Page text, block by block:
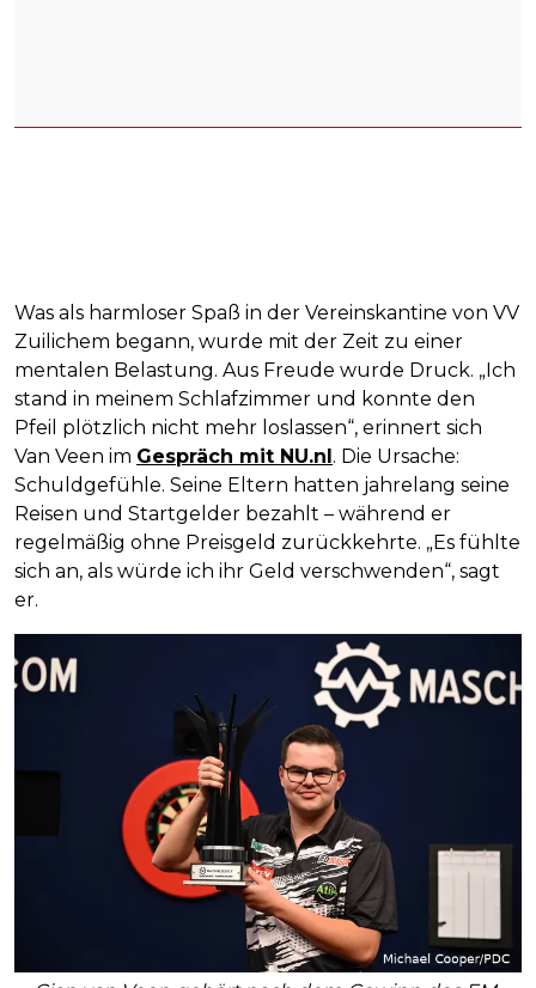
Was als harmloser Spaß in der Vereinskantine von VV
Zuilichem begann, wurde mit der Zeit zu einer
mentalen Belastung. Aus Freude wurde Druck. „Ich
stand in meinem Schlafzimmer und konnte den
Pfeil plötzlich nicht mehr loslassen“, erinnert sich
Van Veen im Gespräch mit NU.nl. Die Ursache:
Schuldgefühle. Seine Eltern hatten jahrelang seine
Reisen und Startgelder bezahlt – während er
regelmäßig ohne Preisgeld zurückkehrte. „Es fühlte
sich an, als würde ich ihr Geld verschwenden“, sagt
er.